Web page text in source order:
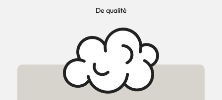
De qualité